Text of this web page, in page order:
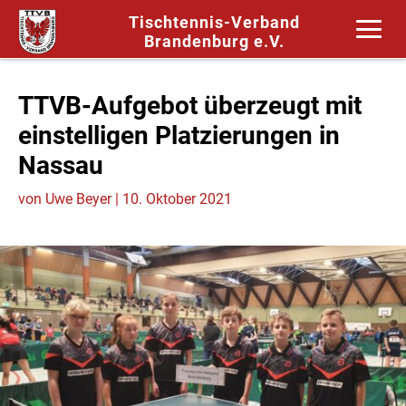
Tischtennis-Verband
Brandenburg e.V.
TTVB-Aufgebot überzeugt mit
einstelligen Platzierungen in
Nassau
von Uwe Beyer| 10. Oktober 2021